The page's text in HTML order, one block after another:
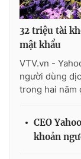
VTV Sức khoẻ
Thị trường 24h
VTV4
VTV9
32 triệu tài
mật khẩu
VTV.vn -
người dùng
trong hai năm
CEO
khoản